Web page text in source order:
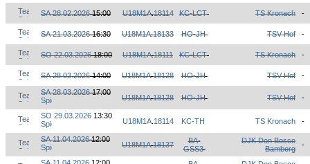
SA 28.02.202615:00 U18M1A.18114 KC-LCT TS Kronach -
SA 21.03.202616:30 U18M1A.18133 HO-JH TSV Hof -
SO 22.03.202618:00 U18M1A.18111 KC-LCT TS Kronach -
SA 28.03.202614:00 U18M1A.18128 HO-JH TSV Hof
-
SA 28.03.202617:00
U18M1A.18128 HO-JH TSV Hof -
SO 29.03.2026 13:30
U18M1A. 18114 KC-TH TS Kronach -
SA 11.04.202612:00
U18M1A.18137
BA-
GSS3
DJK Don Bosco
Bamberg
-